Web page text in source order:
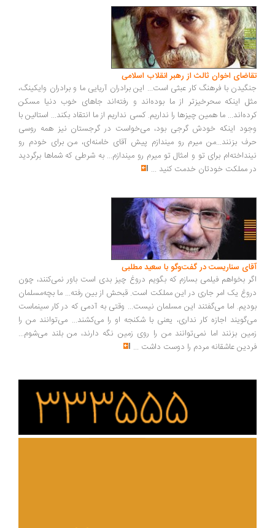
اخوان ثالث از رهبر انقلاب اسلامی
با فرهنگ کار عبثی است... این برادران آریایی ما و برادران وایکینگ،
اینکه سحرخیزتر از ما بوده‌اند و رفته‌اند جاهای خوب دنیا مسکن
ما همین چیزها را نداریم. کسی نداریم از ما انتقاد بکند... استالین با
اینکه خودش گرجی بود، می‌خواست در گرجستان نیز همه روسی
بزنند...من میرم رو میندازم پیش آقای خامنه‌ای، من برای خودم رو
برای تو و امثال تو میرم رو میندازم... به شرطی که شماها برگردید
مملکت خودتان خدمت کنید...
سناریست در گفت‌وگو با سعید مطلبی
بخواهم فیلمی بسازم که بگویم دروغ چیز بدی است باور نمی‌کنند، چون
یک امر جاری در این مملکت است. قبحش از بین رفته... ما بچه‌مسلمان
اما می‌گفتند این مسلمان نیست... وقتی به آدمی که در کار سینماست
اجازه کار نداری، یعنی با شکنجه او را می‌کشند... می‌توانند من را
بزنند اما نمی‌توانند من را روی زمین نگه دارند، من بلند می‌شوم...
عاشقانه مردم را دوست داشت ...